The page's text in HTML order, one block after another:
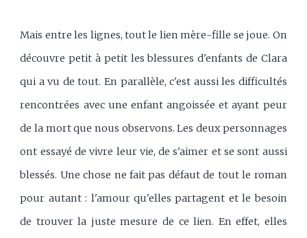
Mais entre les lignes, tout le lien mère-fille se joue. On
découvre petit à petit les blessures d'enfants de Clara
qui a vu de tout. En parallèle, c'est aussi les difficultés
rencontrées avec une enfant angoissée et ayant peur
de la mort que nous observons. Les deux personnages
ont essayé de vivre leur vie, de s'aimer et se sont aussi
blessés. Une chose ne fait pas défaut de tout le roman
pour autant : l'amour qu'elles partagent et le besoin
de trouver la juste mesure de ce lien. En effet, elles